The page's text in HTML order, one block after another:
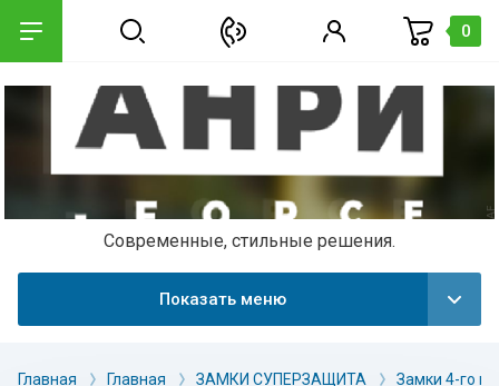
0
Современные, стильные решения.
Показать меню
Главная Главная ЗАМКИ СУПЕРЗАЩИТА Замки 4-го